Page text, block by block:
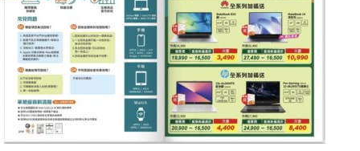
iPhone 回收價
線上商城
3C租賃
MSI 舊換新
最新資訊